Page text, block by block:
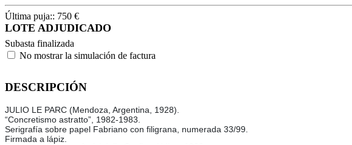
Última puja:: 750 €
LOTE ADJUDICADO
Subasta finalizada
No mostrar la simulación de factura
DESCRIPCIÓN
JULIO LE PARC (Mendoza, Argentina, 1928).
“Concretismo astratto”, 1982-1983.
Serigrafía sobre papel Fabriano con filigrana, numerada 33/99.
Firmada a lápiz.